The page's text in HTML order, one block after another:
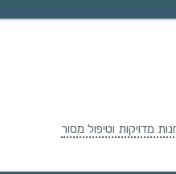
מדויקות וטיפול מסור